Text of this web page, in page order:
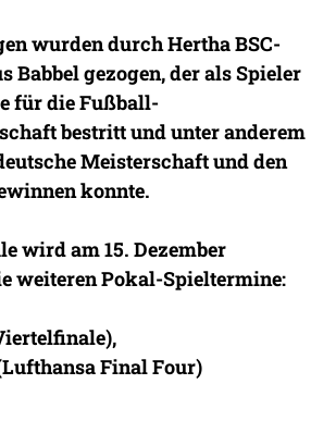
wurden durch Hertha BSC-
Babbel gezogen, der als Spieler
für die Fußball-
bestritt und unter anderem
Meisterschaft und den
konnte.
wird am 15. Dezember
weiteren Pokal-Spieltermine:
Final Four)